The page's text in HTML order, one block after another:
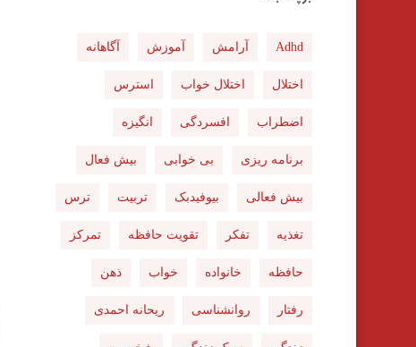
Adhd آرامش آموزش آگاهانه
اختلال اختلال خواب استرس
اضطراب افسردگی انگیزه
برنامه ریزی بی خوابی بیش فعال
بیش فعالی بیوفیدبک تربیت ترس
تغذیه تفکر تقویت حافظه تمرکز
حافظه خانواده خواب ذهن
رفتار روانشناسی ریحانه احمدی